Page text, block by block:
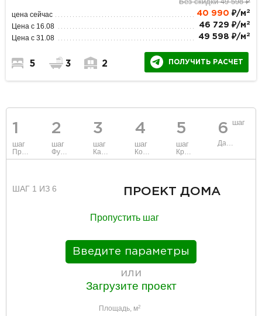
цена сейчас 40 990 ₽/м 2
Цена с 16.08 46 729 ₽/м 2
Цена с 31.08 49 598 ₽/м 2
5 3 2 ПОЛУЧИТЬ РАСЧЕТ
1
шаг
2
шаг
3
шаг
4
шаг
5
шаг
6 шаг
ШАГ 1 ИЗ 6 ПРОЕКТ ДОМА
Пропустить шаг
Введите параметры
или
Загрузите проект
Площадь, м2